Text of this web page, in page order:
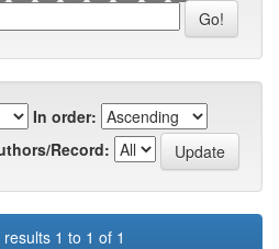
In order:
Record:
1 to 1 of 1